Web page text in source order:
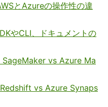
とAzureの操作性の違
やCLI、ドキュメントの
SageMaker vs Azure Ma
vs Azure Synaps